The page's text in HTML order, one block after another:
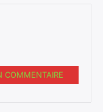
COMMENTAIRE